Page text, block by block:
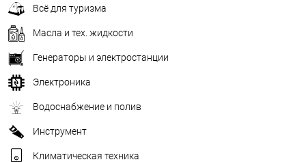
Всё для туризма
Масла и тех. жидкости
Генераторы и электростанции
Электроника
Водоснабжение и полив
Инструмент
Климатическая техника